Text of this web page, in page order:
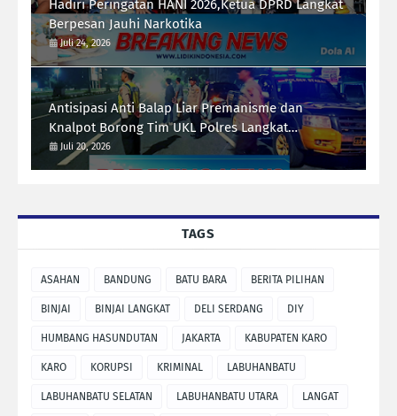
Hadiri Peringatan HANI 2026,Ketua DPRD Langkat
Berpesan Jauhi Narkotika
Juli 24, 2026
Antisipasi Anti Balap Liar Premanisme dan
Knalpot Borong Tim UKL Polres Langkat
Laksanakan Patroli Malam
Juli 20, 2026
TAGS
ASAHAN BANDUNG BATU BARA BERITA PILIHAN
BINJAI BINJAI LANGKAT DELI SERDANG DIY
HUMBANG HASUNDUTAN JAKARTA KABUPATEN KARO
KARO KORUPSI KRIMINAL LABUHANBATU
LABUHANBATU SELATAN LABUHANBATU UTARA LANGAT